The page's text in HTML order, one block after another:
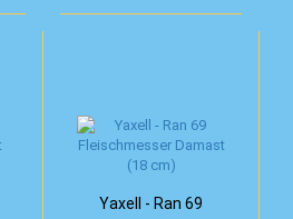
Yaxell - Ran 69